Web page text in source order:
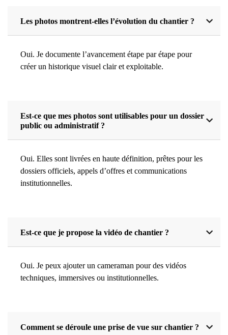
Les photos montrent-elles l’évolution du chantier ?
Oui. Je documente l’avancement étape par étape pour
créer un historique visuel clair et exploitable.
Est-ce que mes photos sont utilisables pour un dossier
public ou administratif ?
Oui. Elles sont livrées en haute définition, prêtes pour les
dossiers officiels, appels d’offres et communications
institutionnelles.
Est-ce que je propose la vidéo de chantier ?
Oui. Je peux ajouter un cameraman pour des vidéos
techniques, immersives ou institutionnelles.
Comment se déroule une prise de vue sur chantier ?